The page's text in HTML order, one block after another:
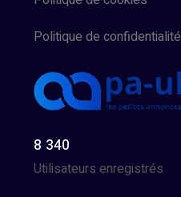
Politique de confidentialité
8 340
Utilisateurs enregistrés